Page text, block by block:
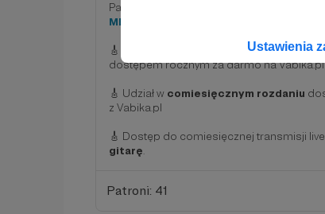
Ustawienia
Pakiet obejmuje
MEDIUM
🎸 Otrzymaj jeden wybrany przez siebie
dostępem rocznym za darmo na Vabika.pl
🎸 Udział w comiesięcznym rozdaniu
z Vabika.pl
🎸 Dostęp do comiesięcznej transmisji
gitarę
Patroni: 41